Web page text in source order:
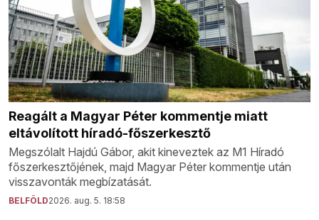
Reagált a Magyar Péter kommentje miatt
eltávolított híradó-főszerkesztő
Megszólalt Hajdú Gábor, akit kineveztek az M1 Híradó
főszerkesztőjének, majd Magyar Péter kommentje után
visszavonták megbízatását.
BELFÖLD2026. aug. 5. 18:58